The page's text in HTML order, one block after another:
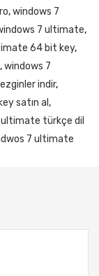
,windows 7
7 ultimate,
64 bit key,
,windows 7
indir,
satın al ,
türkçe dil
7 ultimate